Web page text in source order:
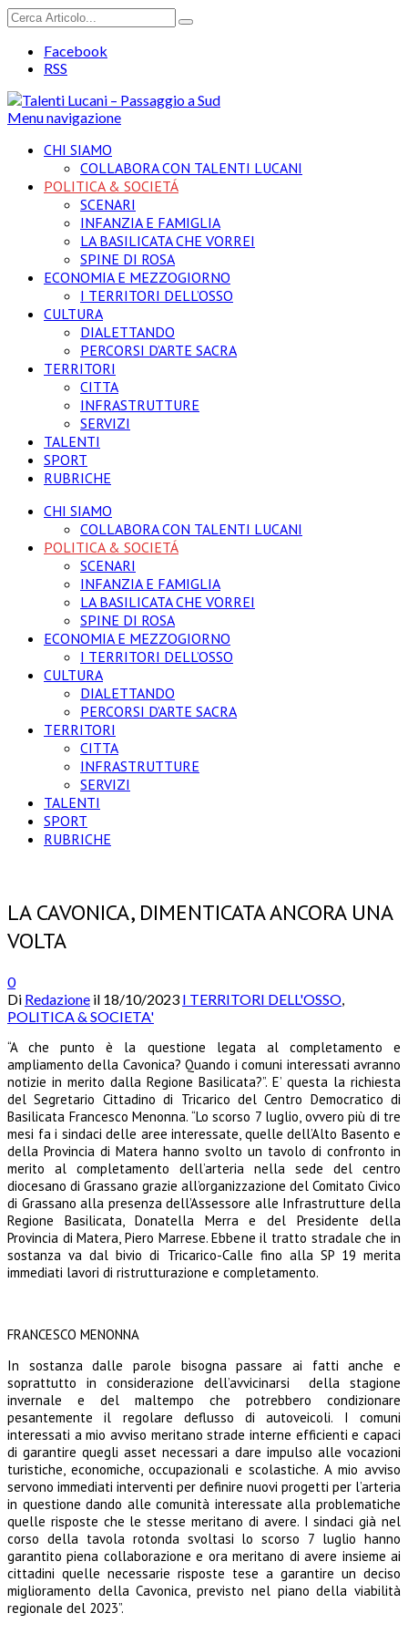
Facebook
RSS
Menu navigazione
CHI SIAMO
COLLABORA CON TALENTI LUCANI
POLITICA & SOCIETÁ
SCENARI
INFANZIA E FAMIGLIA
LA BASILICATA CHE VORREI
SPINE DI ROSA
ECONOMIA E MEZZOGIORNO
I TERRITORI DELL’OSSO
CULTURA
DIALETTANDO
PERCORSI D’ARTE SACRA
TERRITORI
CITTA
INFRASTRUTTURE
SERVIZI
TALENTI
SPORT
RUBRICHE
CHI SIAMO
COLLABORA CON TALENTI LUCANI
POLITICA & SOCIETÁ
SCENARI
INFANZIA E FAMIGLIA
LA BASILICATA CHE VORREI
SPINE DI ROSA
ECONOMIA E MEZZOGIORNO
I TERRITORI DELL’OSSO
CULTURA
DIALETTANDO
PERCORSI D’ARTE SACRA
TERRITORI
CITTA
INFRASTRUTTURE
SERVIZI
TALENTI
SPORT
RUBRICHE
LA CAVONICA, DIMENTICATA ANCORA UNA
VOLTA
0
Di Redazione il 18/10/2023 I TERRITORI DELL'OSSO,
POLITICA & SOCIETA'
“A che punto è la questione legata al completamento e
ampliamento della Cavonica? Quando i comuni interessati avranno
notizie in merito dalla Regione Basilicata?”. E’ questa la richiesta
del Segretario Cittadino di Tricarico del Centro Democratico di
Basilicata Francesco Menonna. “Lo scorso 7 luglio, ovvero più di tre
mesi fa i sindaci delle aree interessate, quelle dell’Alto Basento e
della Provincia di Matera hanno svolto un tavolo di confronto in
merito al completamento dell’arteria nella sede del centro
diocesano di Grassano grazie all’organizzazione del Comitato Civico
di Grassano alla presenza dell’Assessore alle Infrastrutture della
Regione Basilicata, Donatella Merra e del Presidente della
Provincia di Matera, Piero Marrese. Ebbene il tratto stradale che in
sostanza va dal bivio di Tricarico-Calle fino alla SP 19 merita
immediati lavori di ristrutturazione e completamento.
FRANCESCO MENONNA
In sostanza dalle parole bisogna passare ai fatti anche e
soprattutto in considerazione dell’avvicinarsi della stagione
invernale e del maltempo che potrebbero condizionare
pesantemente il regolare deflusso di autoveicoli. I comuni
interessati a mio avviso meritano strade interne efficienti e capaci
di garantire quegli asset necessari a dare impulso alle vocazioni
turistiche, economiche, occupazionali e scolastiche. A mio avviso
servono immediati interventi per definire nuovi progetti per l’arteria
in questione dando alle comunità interessate alla problematiche
quelle risposte che le stesse meritano di avere. I sindaci già nel
corso della tavola rotonda svoltasi lo scorso 7 luglio hanno
garantito piena collaborazione e ora meritano di avere insieme ai
cittadini quelle necessarie risposte tese a garantire un deciso
miglioramento della Cavonica, previsto nel piano della viabilità
regionale del 2023”.